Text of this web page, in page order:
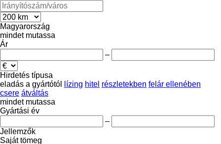
Magyarország
mindet mutassa
Ár
–
Hirdetés típusa
eladás a gyártótól lízing hitel részletekben felár ellenében
csere átváltás
mindet mutassa
Gyártási év
–
Jellemzők
Saját tömeg